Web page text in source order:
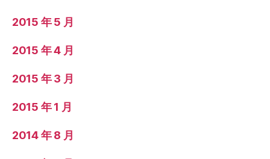
2015 年 5 月
2015 年 4 月
2015 年 3 月
2015 年 1 月
2014 年 8 月